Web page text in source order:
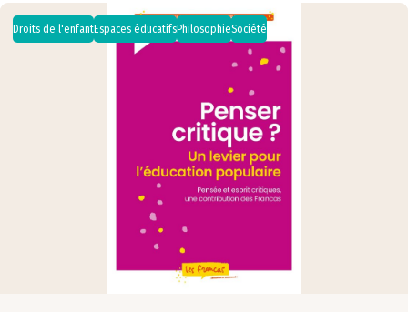
Droits de l'enfantEspaces éducatifsPhilosophieSociété